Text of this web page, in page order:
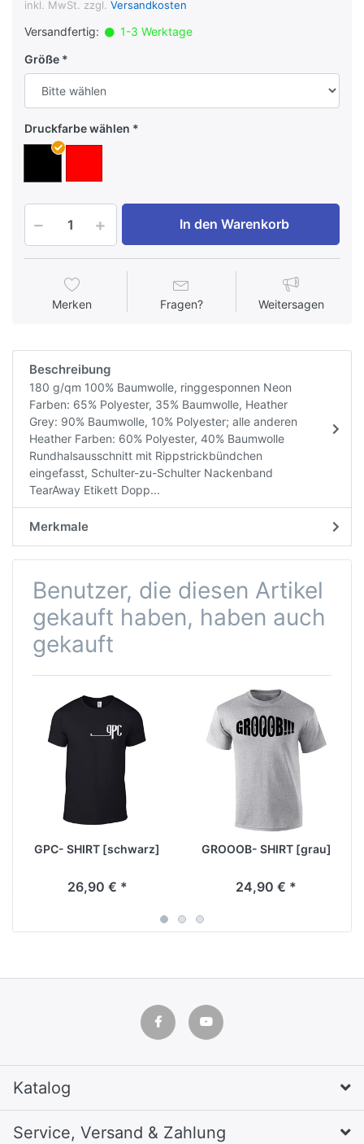
inkl. MwSt. zzgl. Versandkosten
Versandfertig:
1-3 Werktage
Größe
Druckfarbe wählen
In den Warenkorb
Merken Fragen? Weitersagen
Beschreibung
180 g/qm 100% Baumwolle, ringgesponnen Neon
Farben: 65% Polyester, 35% Baumwolle, Heather
Grey: 90% Baumwolle, 10% Polyester; alle anderen
Heather Farben: 60% Polyester, 40% Baumwolle
Rundhalsausschnitt mit Rippstrickbündchen
eingefasst, Schulter-zu-Schulter Nackenband
TearAway Etikett Dopp...
Merkmale
Benutzer, die diesen Artikel
gekauft haben, haben auch
gekauft
GPC- SHIRT [schwarz]
26,90 € *
GROOOB- SHIRT [grau]
24,90 € *
Katalog
Service, Versand & Zahlung